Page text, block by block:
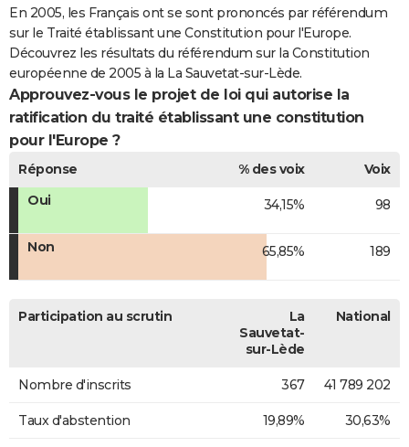
FORUM
Bricolage
Lifestyle
Culture
Sport
Auto
Television
Voyage
Cinema
En 2005, les Français ont se sont prononcés par référendum
sur le Traité établissant une Constitution pour l'Europe.
Découvrez les résultats du référendum sur la Constitution
européenne de 2005 à la La Sauvetat-sur-Lède.
Approuvez-vous le projet de loi qui autorise la
ratification du traité établissant une constitution
pour l'Europe ?
Réponse % des voix
Voix
Oui
34,15% 98
Non 65,85% 189
Participation au scrutin
La
Sauvetat-
sur-Lède
National
Nombre d'inscrits 367 41 789 202
Taux d'abstention 19,89% 30,63%